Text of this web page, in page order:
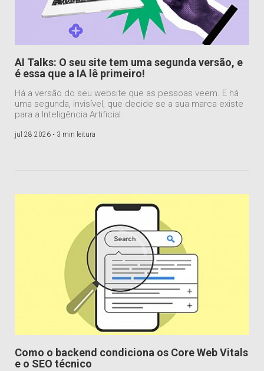
AI Talks: O seu site tem uma segunda versão, e
é essa que a IA lê primeiro!
Há a versão do seu website que as pessoas veem. E há
uma segunda, invisível, que decide se a sua marca existe
para a Inteligência Artificial.
jul 28 2026 • 3 min leitura
Como o backend condiciona os Core Web Vitals
e o SEO técnico